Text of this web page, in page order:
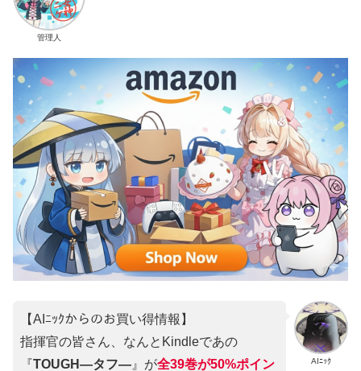
管理人
AIﾆｯｸ
【AIﾆｯｸからのお買い得情報】
指揮官の皆さん、なんとKindleであの
『TOUGH―タフ― 』が全39巻が50%ポイン